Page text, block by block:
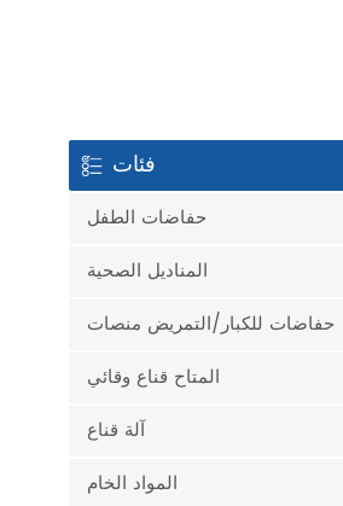
فئات
حفاضات الطفل
المناديل الصحية
حفاضات للكبار/التمريض منصات
المتاح قناع وقائي
آلة قناع
المواد الخام